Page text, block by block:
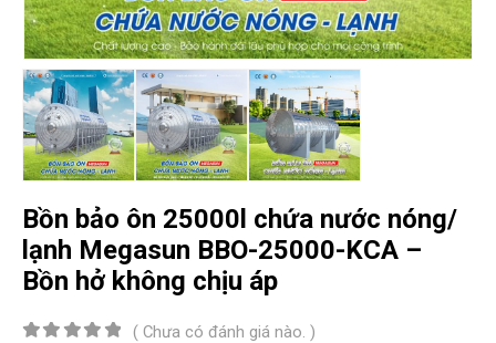
Bồn bảo ôn 25000l chứa nước nóng/
lạnh Megasun BBO-25000-KCA –
Bồn hở không chịu áp
( Chưa có đánh giá nào. )